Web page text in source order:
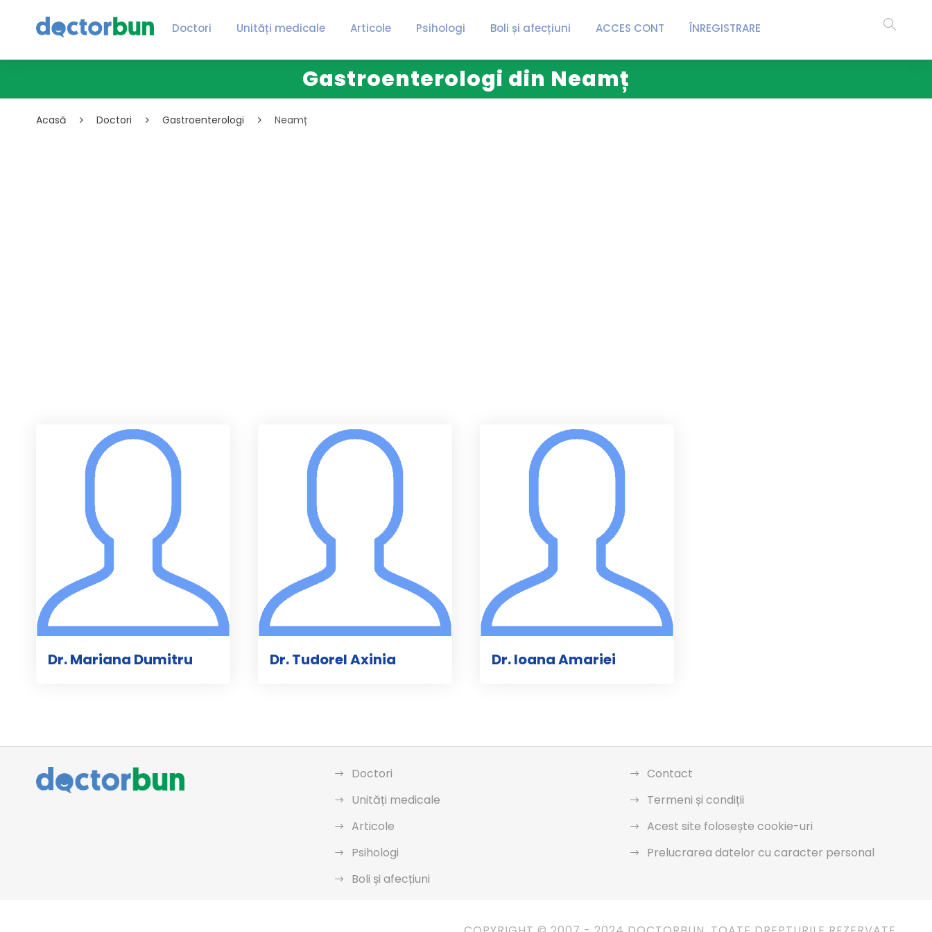
Doctori Unități medicale Articole Psihologi Boli și afecțiuni ACCES CONT ÎNREGISTRARE
Gastroenterologi din Neamț
Acasă Doctori Gastroenterologi Neamț
Dr. Mariana Dumitru Dr. Tudorel Axinia Dr. Ioana Amariei
Doctori
Unități medicale
Articole
Psihologi
Boli și afecțiuni
Contact
Termeni și condiții
Acest site folosește cookie-uri
Prelucrarea datelor cu caracter personal